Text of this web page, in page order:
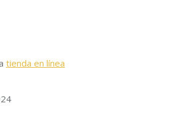
tienda en línea